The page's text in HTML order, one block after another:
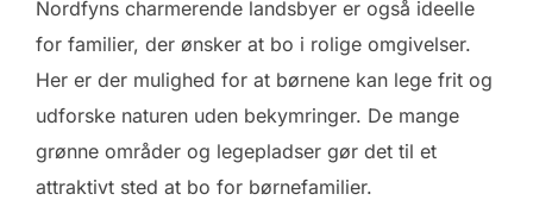
Nordfyns charmerende landsbyer er også ideelle
for familier, der ønsker at bo i rolige omgivelser.
Her er der mulighed for at børnene kan lege frit og
udforske naturen uden bekymringer. De mange
grønne områder og legepladser gør det til et
attraktivt sted at bo for børnefamilier.